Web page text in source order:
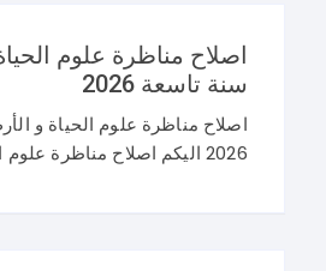
اصلاح مناظرة علوم
سنة تاسعة 2026
اصلاح مناظرة علوم الحياة و
2026 اليكم اصلاح مناظرة